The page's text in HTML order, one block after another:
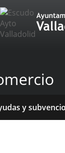
Jump to content
Portal
Web
de
y